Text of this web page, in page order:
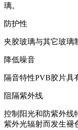
璃。
防护性
夹胶玻璃与其它玻璃
降低噪音
隔音特性PVB胶片具
阻隔紫外线
控制阳光和防紫外线
紫外光辐射而发生褪